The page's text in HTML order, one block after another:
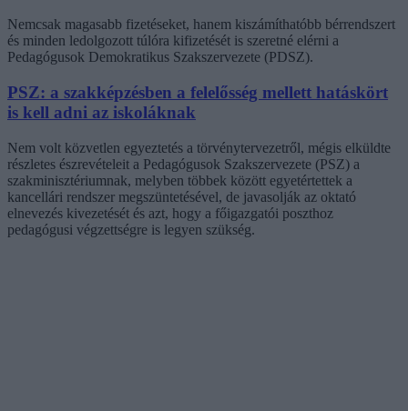
Nemcsak magasabb fizetéseket, hanem kiszámíthatóbb bérrendszert
és minden ledolgozott túlóra kifizetését is szeretné elérni a
Pedagógusok Demokratikus Szakszervezete (PDSZ).
PSZ: a szakképzésben a felelősség mellett hatáskört
is kell adni az iskoláknak
Nem volt közvetlen egyeztetés a törvénytervezetről, mégis elküldte
részletes észrevételeit a Pedagógusok Szakszervezete (PSZ) a
szakminisztériumnak, melyben többek között egyetértettek a
kancellári rendszer megszüntetésével, de javasolják az oktató
elnevezés kivezetését és azt, hogy a főigazgatói poszthoz
pedagógusi végzettségre is legyen szükség.